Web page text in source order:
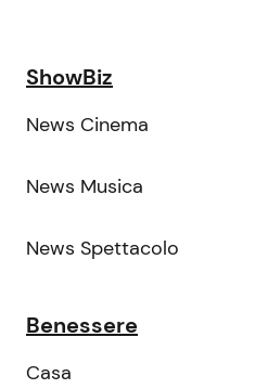
ShowBiz
News Cinema
News Musica
News Spettacolo
Benessere
Casa